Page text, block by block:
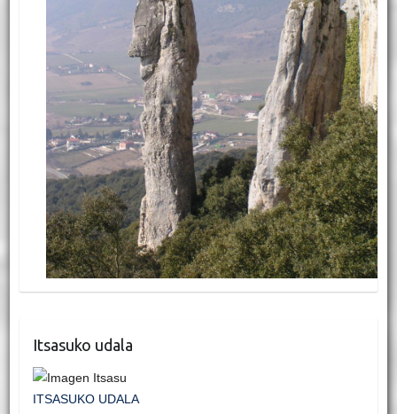
Itsasuko udala
ITSASUKO UDALA